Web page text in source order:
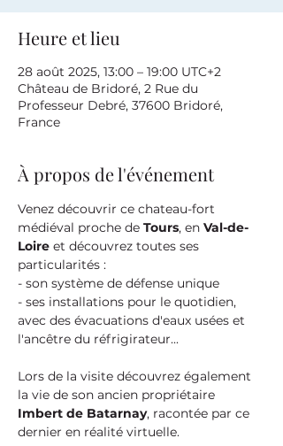
Heure et lieu
28 août 2025, 13:00 – 19:00 UTC+2
Château de Bridoré, 2 Rue du
Professeur Debré, 37600 Bridoré,
France
À propos de l'événement
Venez découvrir ce chateau-fort
médiéval proche de Tours, en Val-de-
Loire et découvrez toutes ses
particularités :
- son système de défense unique
- ses installations pour le quotidien,
avec des évacuations d'eaux usées et
l'ancêtre du réfrigirateur...
Lors de la visite découvrez également
la vie de son ancien propriétaire
Imbert de Batarnay, racontée par ce
dernier en réalité virtuelle.